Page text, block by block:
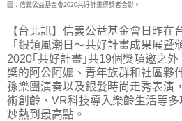
圖：信義公益基金會2020共好計畫得獎者合影。
【台北訊】信義公益基金會日昨在
「銀領風潮日～共好計畫成果展暨
2020｢共好計畫｣共19個獎項邀之
獎的阿公阿嬤、青年族群和社區夥
孫樂團演奏以及銀髮時尚走秀表演
術創齡、VR科技導入樂齡生活等
炒熱到最高點。